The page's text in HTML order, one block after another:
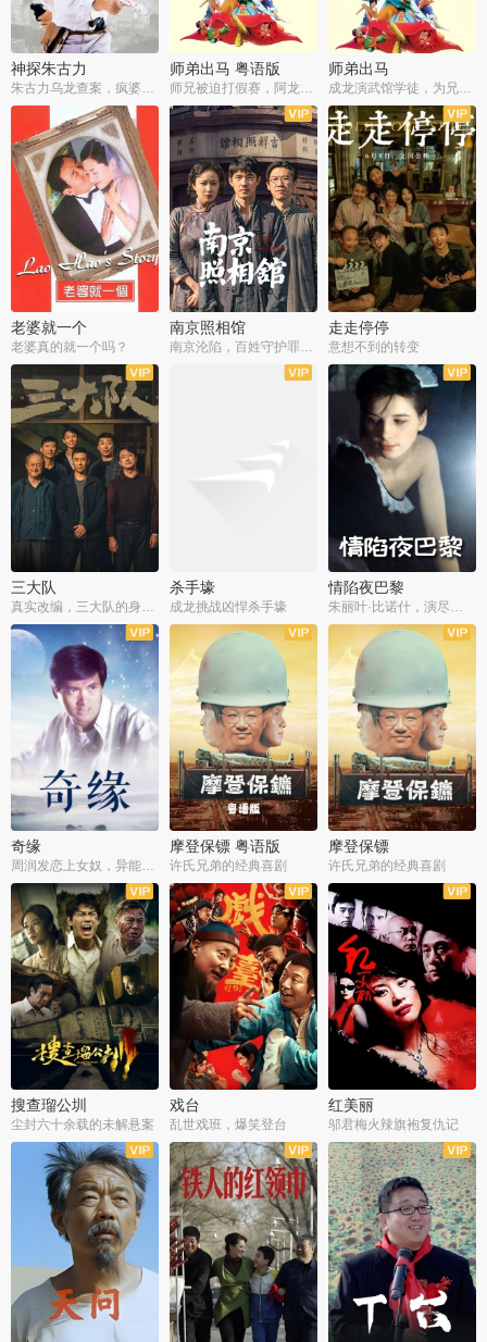
神探朱古力
朱古力乌龙查案，疯婆子神助攻
师弟出马 粤语版
师兄被迫打假赛，阿龙追查斗黑帮
师弟出马
成龙演武馆学徒，为兄搏命战黑道
老婆就一个
老婆真的就一个吗？
南京照相馆
南京沦陷，百姓守护罪证底片
走走停停
意想不到的转变
三大队 杀手壕
成龙挑战凶悍杀手壕
情陷夜巴黎
奇缘
周润发恋上女奴，异能护体战邪派
摩登保镖 粤语版
许氏兄弟的经典喜剧
摩登保镖
许氏兄弟的经典喜剧
搜查瑠公圳
尘封六十余载的未解悬案
戏台
乱世戏班，爆笑登台
红美丽
邬君梅火辣旗袍复仇记